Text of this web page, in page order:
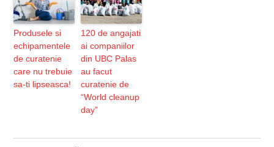
Produsele si
echipamentele
de curatenie
care nu trebuie
sa-ti lipseasca!
120 de angajati
ai companiilor
din UBC Palas
au facut
curatenie de
“World cleanup
day”